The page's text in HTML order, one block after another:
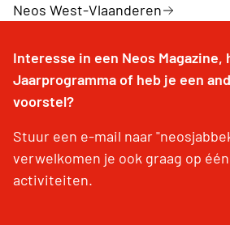
Neos West-Vlaanderen
Interesse in een Neos Magazine,
Jaarprogramma of heb je een
voorstel?
Stuur een e-mail naar
verwelkomen je ook graag op
activiteiten.